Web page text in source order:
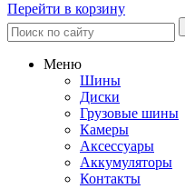
Перейти в корзину
Меню
Шины
Диски
Грузовые шины
Камеры
Аксессуары
Аккумуляторы
Контакты